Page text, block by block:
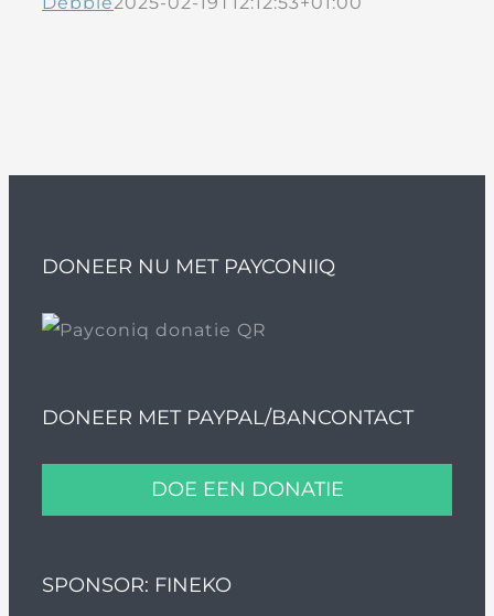
DONEER NU MET PAYCONIIQ
DONEER MET PAYPAL/BANCONTACT
DOE EEN DONATIE
SPONSOR: FINEKO